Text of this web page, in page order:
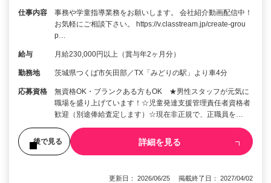
仕事内容
事務や学童指導業務をお願いします。 会社紹介動画配信中！
お気軽にご相談下さい。 https://v.classtream.jp/create-grou
p…
給与 月給230,000円以上（賞与年2ヶ月分）
勤務地 茨城県つくば市矢田部／TX「みどりの駅」より車4分
応募資格
無資格OK・ブランクある方もOK ★男性スタッフが元気に
職場を盛り上げています！☆児童発達支援管理責任者資格者
歓迎（別途俸給査定します）☆現在非正規で、正職員を…
後で見る 詳細を見る
更新日： 2026/06/25 掲載終了日： 2027/04/02